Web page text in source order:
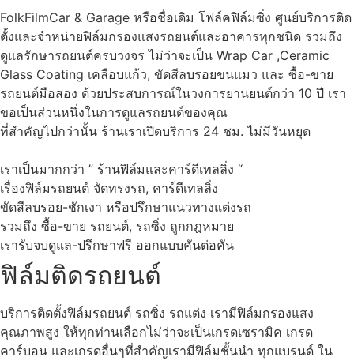
FolkFilmCar & Garage หรือชื่อเดิม โฟล์คฟิล์มซิ่ง ศูนย์บริการติด
ตั้งและจำหน่ายฟิล์มกรองแสงรถยนต์และอาคารทุกชนิด รวมถึง
ดูแลรักษารถยนต์ครบวงจร ไม่ว่าจะเป็น Wrap Car ,Ceramic
Glass Coating เคลือบแก้ว, ขัดสีลบรอยขนแมว และ ซื้อ-ขาย
รถยนต์มือสอง ด้วยประสบการณ์ในวงการยานยนต์กว่า 10 ปี เรา
ขอเป็นส่วนหนึ่งในการดูแลรถยนต์ของคุณ
ที่สำคัญไปกว่านั้น ร้านเราเปิดบริการ 24 ชม. ไม่มีวันหยุด
เราเป็นมากกว่า ” ร้านฟิล์มและคาร์ดีเทลลิ่ง “
เรื่องฟิล์มรถยนต์ จัดทรงรถ, คาร์ดีเทลลิ่ง
ขัดสีลบรอย-ชักเงา หรือปรึกษาแนวทางแต่งรถ
รวมถึง ซื้อ-ขาย รถยนต์, รถซิ่ง ถูกกฎหมาย
เรารับจบดูแล-ปรึกษาฟรี ออกแบบคันต่อคัน
ฟิล์มติดรถยนต์
บริการติดตั้งฟิล์มรถยนต์ รถซิ่ง รถแต่ง เรามีฟิล์มกรองแสง
คุณภาพสูง ให้ทุกท่านเลือกไม่ว่าจะเป็นเกรดเซรามิค เกรด
คาร์บอน และเกรดอื่นๆที่สำคัญเรามีฟิล์มชั้นนำ ทุกแบรนด์ ใน